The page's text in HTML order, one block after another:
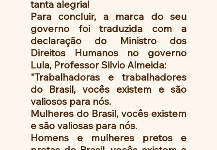
tanta alegria!
Para concluir, a marca do seu
governo foi traduzida com a
declaração do Ministro dos
Direitos Humanos no governo
Lula, Professor Silvio Almeida:
"Trabalhadoras e trabalhadores
do Brasil, vocês existem e são
valiosos para nós.
Mulheres do Brasil, vocês existem
e são valiosas para nós.
Homens e mulheres pretos e